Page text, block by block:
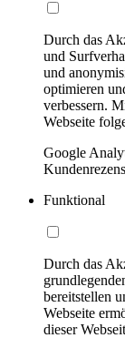
Durch das
und
und
optimieren
verbessern.
Webseite
Google
Funktional
Durch das
bereitstellen
Webseite
dieser